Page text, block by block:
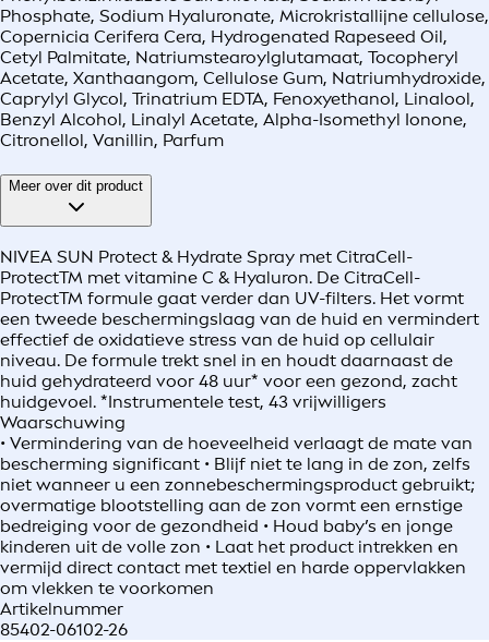
Phosphate, Sodium Hyaluronate, Microkristallijne cellulose,
Copernicia Cerifera Cera, Hydrogenated Rapeseed Oil,
Cetyl Palmitate, Natriumstearoylglutamaat, Tocopheryl
Acetate, Xanthaangom, Cellulose Gum, Natriumhydroxide,
Caprylyl Glycol, Trinatrium EDTA, Fenoxyethanol, Linalool,
Benzyl Alcohol, Linalyl Acetate, Alpha-Isomethyl Ionone,
Citronellol, Vanillin, Parfum
Meer over dit product
NIVEA SUN Protect & Hydrate Spray met CitraCell-
ProtectTM met vitamine C & Hyaluron. De CitraCell-
ProtectTM formule gaat verder dan UV-filters. Het vormt
een tweede beschermingslaag van de huid en vermindert
effectief de oxidatieve stress van de huid op cellulair
niveau. De formule trekt snel in en houdt daarnaast de
huid gehydrateerd voor 48 uur* voor een gezond, zacht
huidgevoel. *Instrumentele test, 43 vrijwilligers
Waarschuwing
• Vermindering van de hoeveelheid verlaagt de mate van
bescherming significant • Blijf niet te lang in de zon, zelfs
niet wanneer u een zonnebeschermingsproduct gebruikt;
overmatige blootstelling aan de zon vormt een ernstige
bedreiging voor de gezondheid • Houd baby’s en jonge
kinderen uit de volle zon • Laat het product intrekken en
vermijd direct contact met textiel en harde oppervlakken
om vlekken te voorkomen
Artikelnummer
85402-06102-26